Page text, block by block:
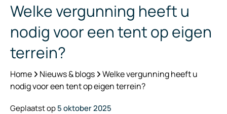
Welke vergunning heeft u
nodig voor een tent op eigen
terrein?
Home Nieuws & blogs
Welke vergunning heeft u
nodig voor een tent op eigen terrein?
Geplaatst op5 oktober 2025